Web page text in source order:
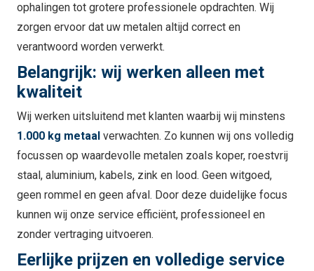
ophalingen tot grotere professionele opdrachten. Wij
zorgen ervoor dat uw metalen altijd correct en
verantwoord worden verwerkt.
Belangrijk: wij werken alleen met
kwaliteit
Wij werken uitsluitend met klanten waarbij wij minstens
1.000 kg metaal verwachten. Zo kunnen wij ons volledig
focussen op waardevolle metalen zoals koper, roestvrij
staal, aluminium, kabels, zink en lood. Geen witgoed,
geen rommel en geen afval. Door deze duidelijke focus
kunnen wij onze service efficiënt, professioneel en
zonder vertraging uitvoeren.
Eerlijke prijzen en volledige service